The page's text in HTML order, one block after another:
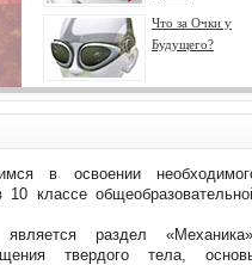
Что за Очки у
Будущего?
в освоении
классе
раздел
твердого тела,